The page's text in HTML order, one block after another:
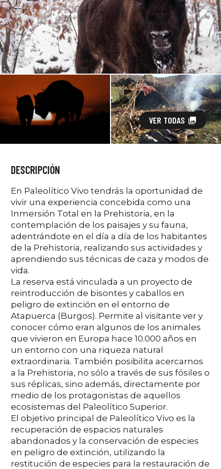
VER TODAS
DESCRIPCIÓN
En Paleolítico Vivo tendrás la oportunidad de
vivir una experiencia concebida como una
Inmersión Total en la Prehistoria, en la
contemplación de los paisajes y su fauna,
adentrándote en el día a día de los habitantes
de la Prehistoria, realizando sus actividades y
aprendiendo sus técnicas de caza y modos de
vida.
La reserva está vinculada a un proyecto de
reintroducción de bisontes y caballos en
peligro de extinción en el entorno de
Atapuerca (Burgos). Permite al visitante ver y
conocer cómo eran algunos de los animales
que vivieron en Europa hace 10.000 años en
un entorno con una riqueza natural
extraordinaria. También posibilita acercarnos
a la Prehistoria, no sólo a través de sus fósiles o
sus réplicas, sino además, directamente por
medio de los protagonistas de aquellos
ecosistemas del Paleolítico Superior.
El objetivo principal de Paleolítico Vivo es la
recuperación de espacios naturales
abandonados y la conservación de especies
en peligro de extinción, utilizando la
restitución de especies para la restauración de